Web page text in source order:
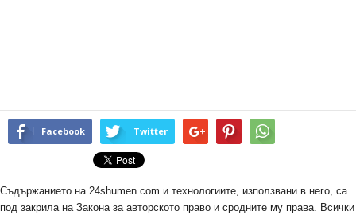
Facebook Twitter
Съдържанието на 24shumen.com и технологиите, използвани в него, са
под закрила на Закона за авторското право и сродните му права. Всички